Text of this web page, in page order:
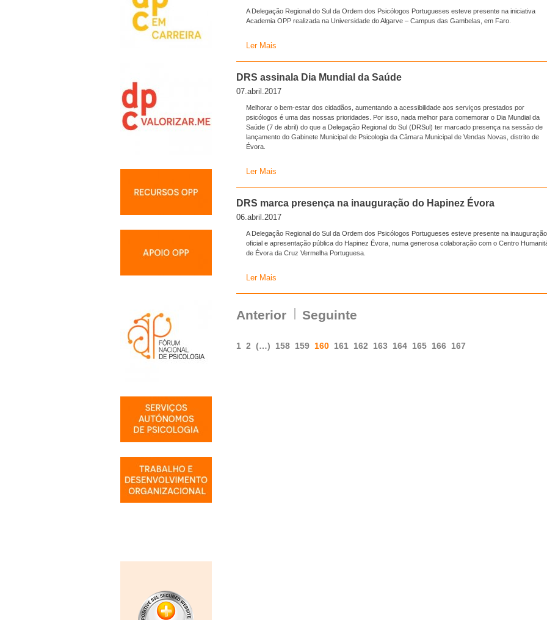
A Delegação Regional do Sul da Ordem dos Psicólogos Portugueses esteve presente na iniciativa
Academia OPP realizada na Universidade do Algarve – Campus das Gambelas, em Faro.
Ler Mais
DRS assinala Dia Mundial da Saúde
07.abril.2017
Melhorar o bem-estar dos cidadãos, aumentando a acessibilidade aos serviços prestados por
psicólogos é uma das nossas prioridades. Por isso, nada melhor para comemorar o Dia Mundial da
Saúde (7 de abril) do que a Delegação Regional do Sul (DRSul) ter marcado presença na sessão de
lançamento do Gabinete Municipal de Psicologia da Câmara Municipal de Vendas Novas, distrito de
Évora.
Ler Mais
DRS marca presença na inauguração do Hapinez Évora
06.abril.2017
A Delegação Regional do Sul da Ordem dos Psicólogos Portugueses esteve presente na inauguração
oficial e apresentação pública do Hapinez Évora, numa generosa colaboração com o Centro
de Évora da Cruz Vermelha Portuguesa.
Ler Mais
Anterior Seguinte
1 2 (…) 158 159 160 161 162 163 164 165 166 167